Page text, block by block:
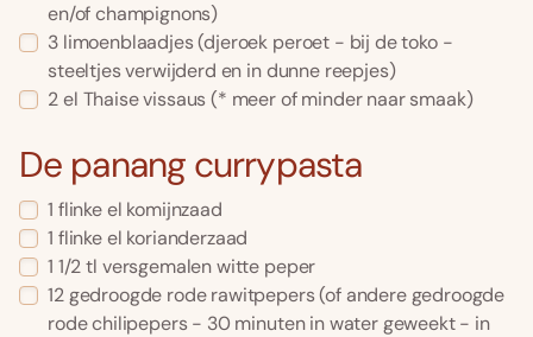
en/of champignons)
3 limoenblaadjes(djeroek peroet - bij de toko -
steeltjes verwijderd en in dunne reepjes)
2el Thaise vissaus(* meer of minder naar smaak)
De panang currypasta
1 flinke el komijnzaad
1 flinke el korianderzaad
1 1/2 tl versgemalen witte peper
12 gedroogde rode rawitpepers(of andere gedroogde
rode chilipepers - 30 minuten in water geweekt - in